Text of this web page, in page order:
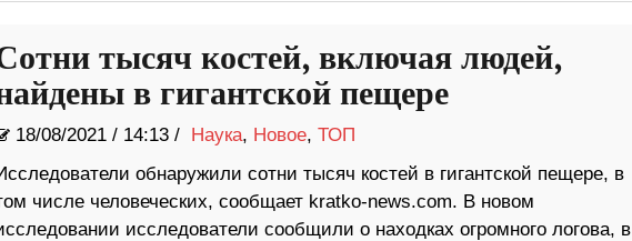
тысяч костей, включая людей,
в гигантской пещере
18/08/2021/ 14:13 / Наука, Новое, ТОП
обнаружили сотни тысяч костей в гигантской пещере, в
числе человеческих, сообщает kratko-news.com. В новом
исследователи сообщили о находках огромного логова, в